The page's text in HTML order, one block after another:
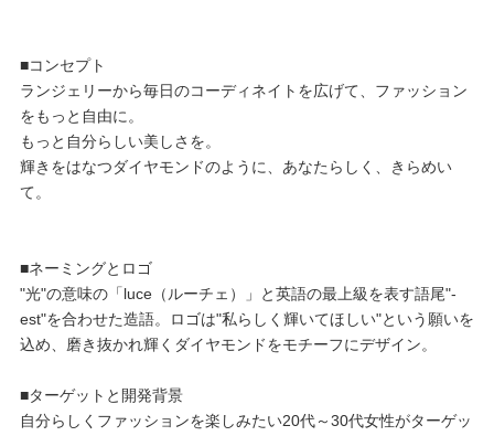
お問い合わせ
よくあるご質問
■コンセプト
ランジェリーから毎日のコーディネイトを広げて、ファッション
をもっと自由に。
もっと自分らしい美しさを。
輝きをはなつダイヤモンドのように、あなたらしく、きらめい
て。
■ネーミングとロゴ
"光"の意味の「luce（ルーチェ）」と英語の最上級を表す語尾"-
est"を合わせた造語。ロゴは"私らしく輝いてほしい"という願いを
込め、磨き抜かれ輝くダイヤモンドをモチーフにデザイン。
■ターゲットと開発背景
自分らしくファッションを楽しみたい20代～30代女性がターゲッ